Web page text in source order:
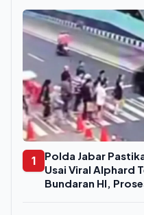
1
Polda Jabar
Usai Viral Alphard
Bundaran HI,